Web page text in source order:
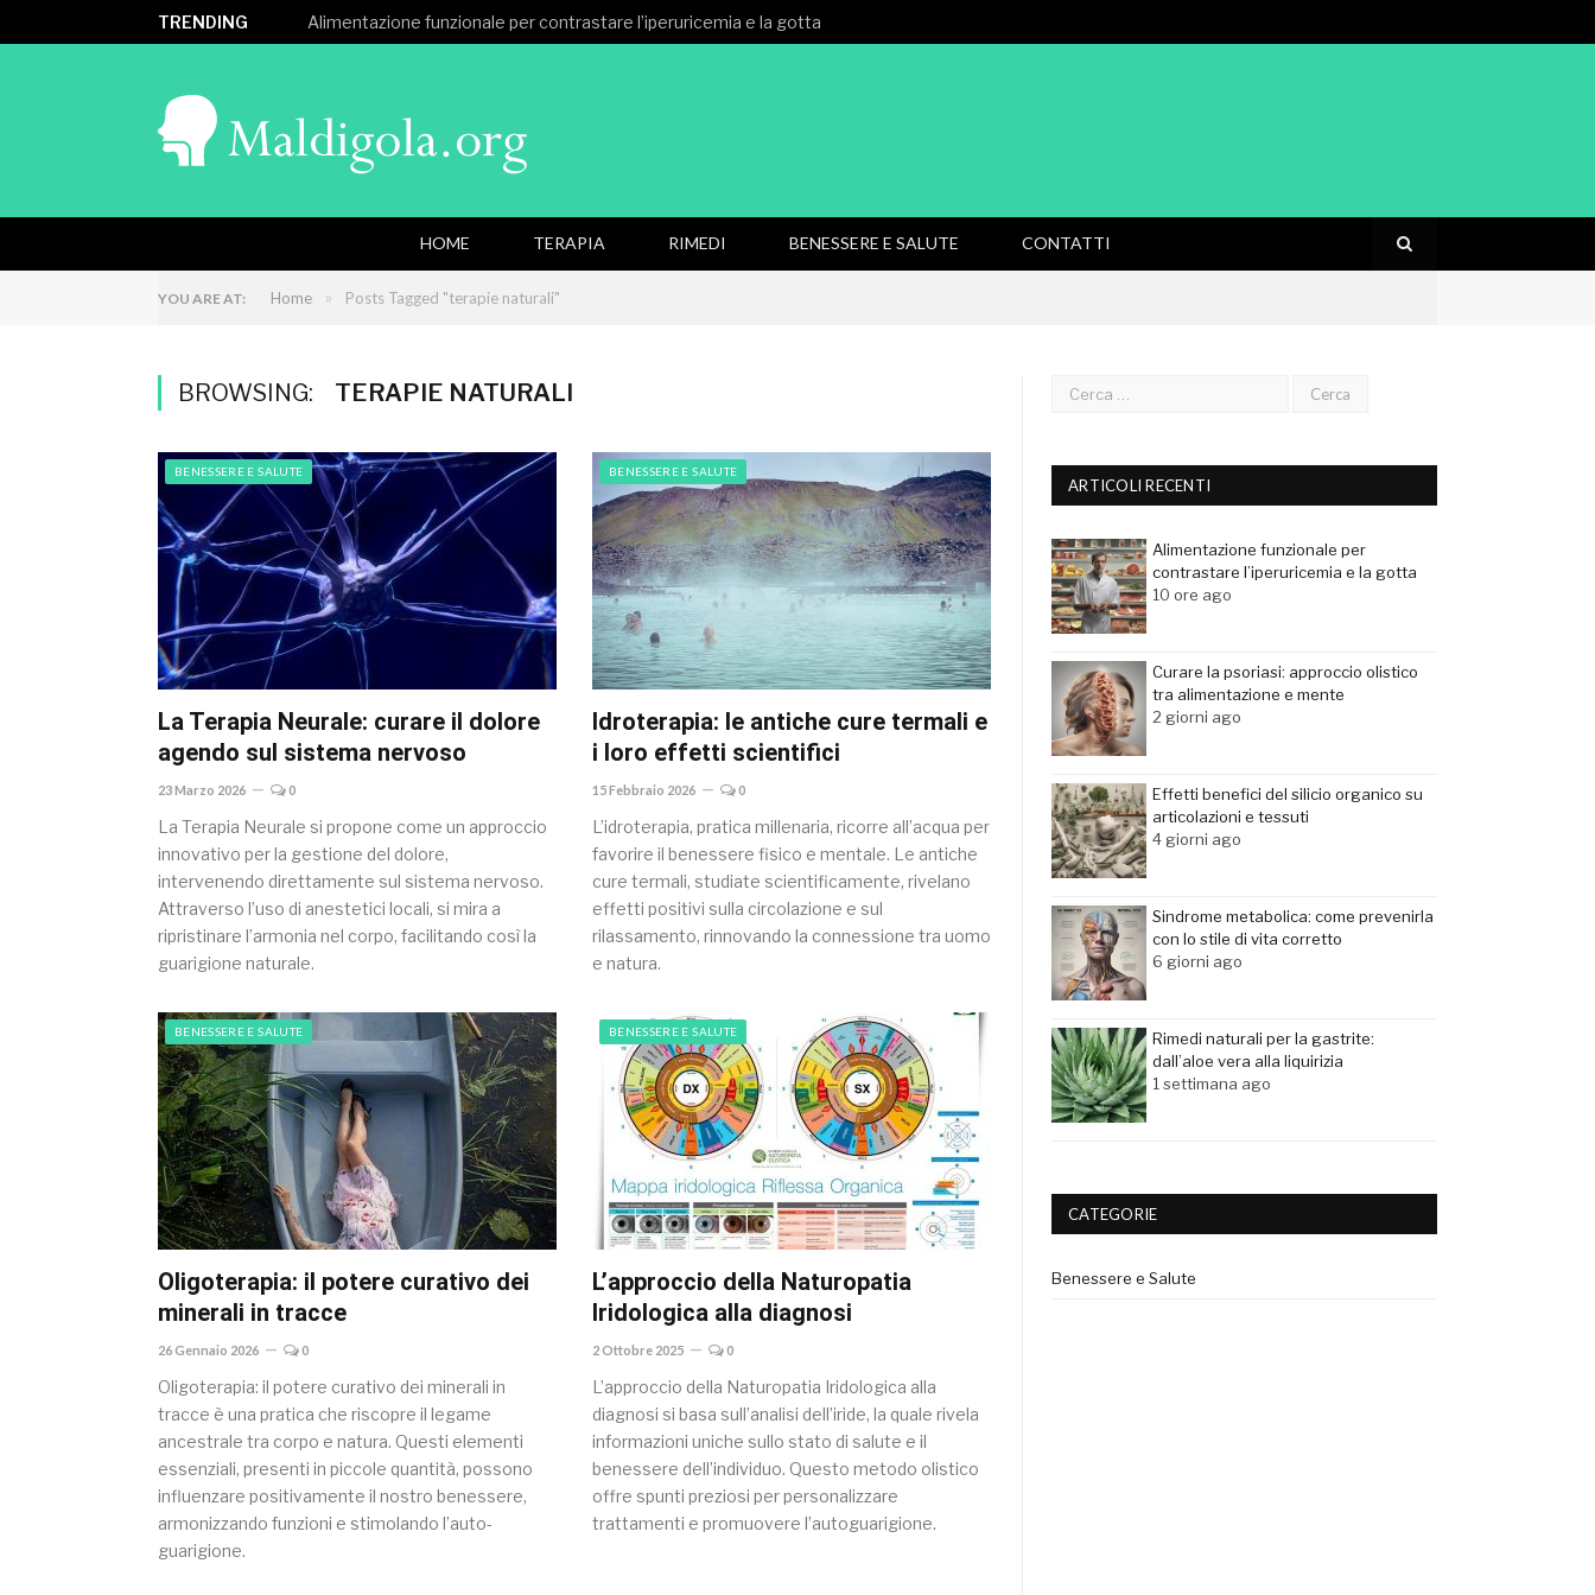
TRENDING Alimentazione funzionale per contrastare l’iperuricemia e la gotta
HOME TERAPIA RIMEDI BENESSERE E SALUTE CONTATTI
YOU ARE AT: Home » Posts Tagged "terapie naturali"
BROWSING: TERAPIE NATURALI
BENESSERE E SALUTE
La Terapia Neurale: curare il dolore
agendo sul sistema nervoso
23 Marzo 2026 0
La Terapia Neurale si propone come un approccio
innovativo per la gestione del dolore,
intervenendo direttamente sul sistema nervoso.
Attraverso l’uso di anestetici locali, si mira a
ripristinare l’armonia nel corpo, facilitando così la
guarigione naturale.
BENESSERE E SALUTE
Idroterapia: le antiche cure termali e
i loro effetti scientifici
15 Febbraio 2026 0
L’idroterapia, pratica millenaria, ricorre all’acqua per
favorire il benessere fisico e mentale. Le antiche
cure termali, studiate scientificamente, rivelano
effetti positivi sulla circolazione e sul
rilassamento, rinnovando la connessione tra uomo
e natura.
BENESSERE E SALUTE
Oligoterapia: il potere curativo dei
minerali in tracce
26 Gennaio 2026 0
Oligoterapia: il potere curativo dei minerali in
tracce è una pratica che riscopre il legame
ancestrale tra corpo e natura. Questi elementi
essenziali, presenti in piccole quantità, possono
influenzare positivamente il nostro benessere,
armonizzando funzioni e stimolando l’auto-
guarigione.
BENESSERE E SALUTE
L’approccio della Naturopatia
Iridologica alla diagnosi
2 Ottobre 2025 0
L’approccio della Naturopatia Iridologica alla
diagnosi si basa sull’analisi dell’iride, la quale rivela
informazioni uniche sullo stato di salute e il
benessere dell’individuo. Questo metodo olistico
offre spunti preziosi per personalizzare
trattamenti e promuovere l’autoguarigione.
ARTICOLI RECENTI
Alimentazione funzionale per
contrastare l’iperuricemia e la gotta
10 ore ago
Curare la psoriasi: approccio olistico
tra alimentazione e mente
2 giorni ago
Effetti benefici del silicio organico su
articolazioni e tessuti
4 giorni ago
Sindrome metabolica: come prevenirla
con lo stile di vita corretto
6 giorni ago
Rimedi naturali per la gastrite:
dall’aloe vera alla liquirizia
1 settimana ago
CATEGORIE
Benessere e Salute